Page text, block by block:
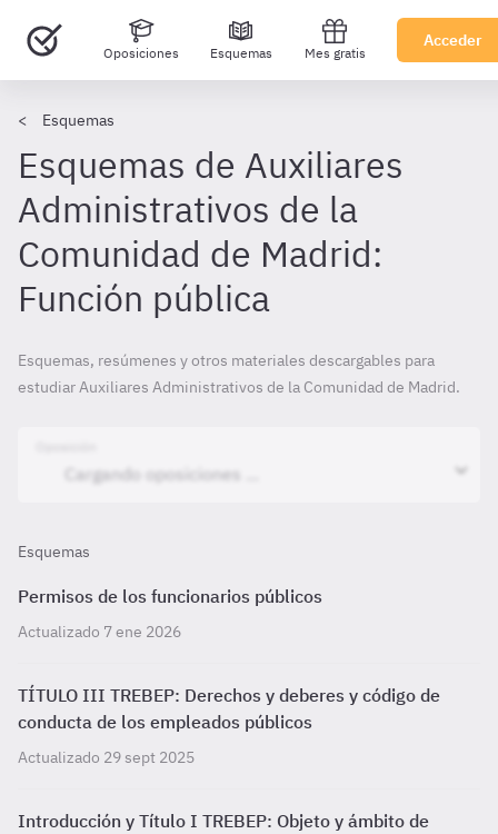
Oposiciones Esquemas Mes gratis
Acceder
Esquemas
Esquemas de Auxiliares
Administrativos de la
Comunidad de Madrid:
Función pública
Esquemas, resúmenes y otros materiales descargables para
estudiar Auxiliares Administrativos de la Comunidad de Madrid.
Esquemas
Permisos de los funcionarios públicos
Actualizado 7 ene 2026
TÍTULO III TREBEP: Derechos y deberes y código de
conducta de los empleados públicos
Actualizado 29 sept 2025
Introducción y Título I TREBEP: Objeto y ámbito de